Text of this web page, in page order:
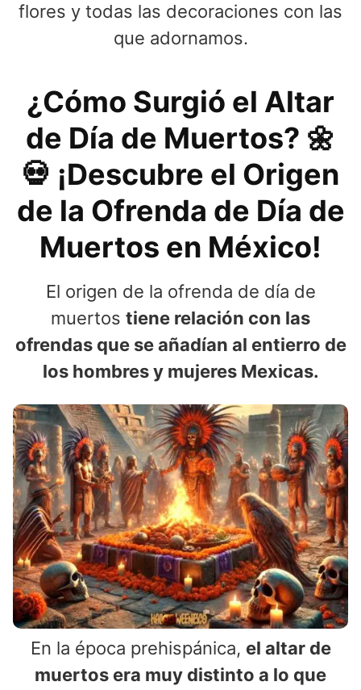
flores y todas las decoraciones con las
que adornamos.
¿Cómo Surgió el Altar
de Día de Muertos? 🌼
💀 ¡Descubre el Origen
de la Ofrenda de Día de
Muertos en México!
El origen de la ofrenda de día de
muertos tiene relación con las
ofrendas que se añadían al entierro de
los hombres y mujeres Mexicas.
En la época prehispánica, el altar de
muertos era muy distinto a lo que